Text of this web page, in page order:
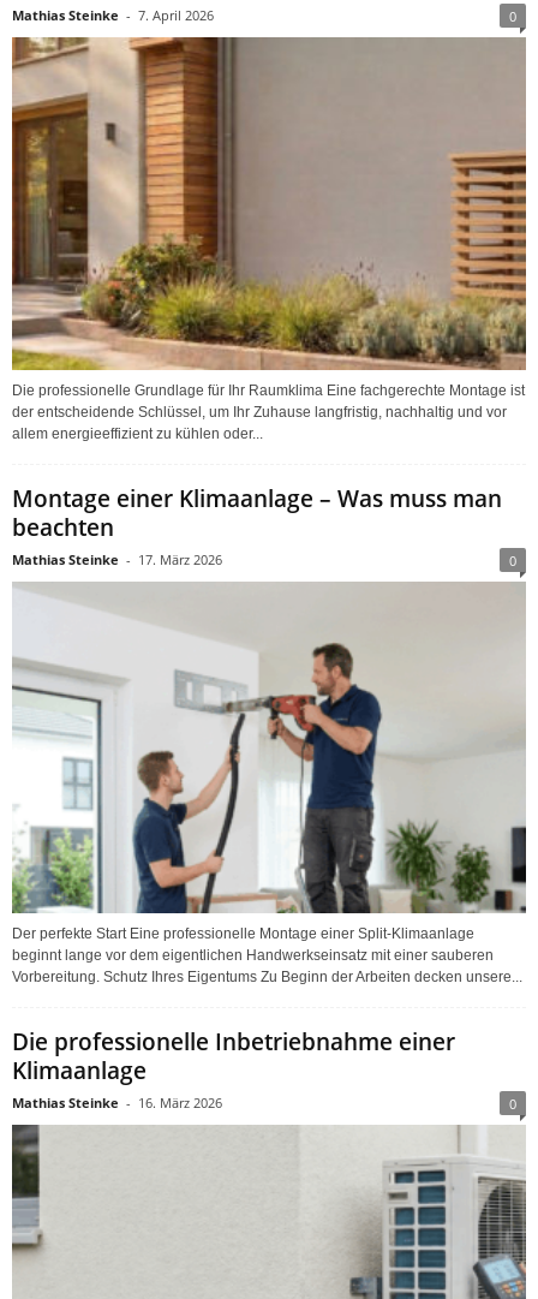
Mathias Steinke - 7. April 2026 0
Die professionelle Grundlage für Ihr Raumklima Eine fachgerechte Montage ist
der entscheidende Schlüssel, um Ihr Zuhause langfristig, nachhaltig und vor
allem energieeffizient zu kühlen oder...
Montage einer Klimaanlage – Was muss man
beachten
Mathias Steinke - 17. März 2026 0
Der perfekte Start Eine professionelle Montage einer Split-Klimaanlage
beginnt lange vor dem eigentlichen Handwerkseinsatz mit einer sauberen
Vorbereitung. Schutz Ihres Eigentums Zu Beginn der Arbeiten decken unsere...
Die professionelle Inbetriebnahme einer
Klimaanlage
Mathias Steinke - 16. März 2026 0